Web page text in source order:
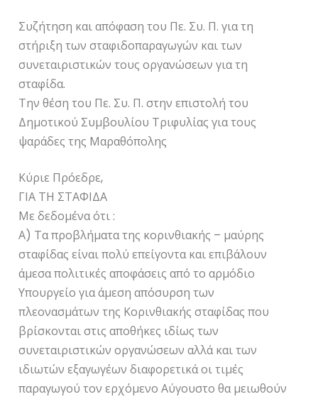
Συζήτηση και απόφαση του Πε. Συ. Π. για τη
στήριξη των σταφιδοπαραγωγών και των
συνεταιριστικών τους οργανώσεων για τη
σταφίδα.
Την θέση του Πε. Συ. Π. στην επιστολή του
Δημοτικού Συμβουλίου Τριφυλίας για τους
ψαράδες της Μαραθόπολης
Κύριε Πρόεδρε,
ΓΙΑ ΤΗ ΣΤΑΦΙΔΑ
Με δεδομένα ότι :
Α) Τα προβλήματα της κορινθιακής – μαύρης
σταφίδας είναι πολύ επείγοντα και επιβάλουν
άμεσα πολιτικές αποφάσεις από το αρμόδιο
Υπουργείο για άμεση απόσυρση των
πλεονασμάτων της Κορινθιακής σταφίδας που
βρίσκονται στις αποθήκες ιδίως των
συνεταιριστικών οργανώσεων αλλά και των
ιδιωτών εξαγωγέων διαφορετικά οι τιμές
παραγωγού τον ερχόμενο Αύγουστο θα μειωθούν